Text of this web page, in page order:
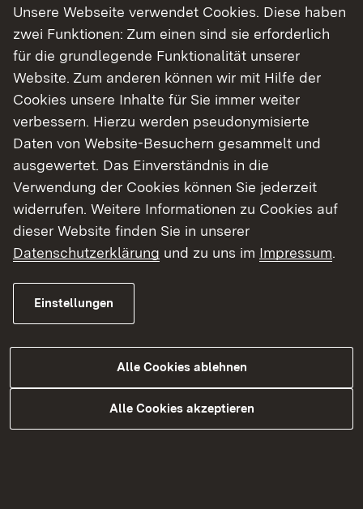
Studiengangsuche schnell den passenden
Studienplatz. Außerdem gibt's eine Schritt-für-
Schritt-Anleitung zu deinem Traum-Studium.
Finde dein Studium in Baden-Württemberg
Unsere Webseite verwendet Cookies. Diese haben
zwei Funktionen: Zum einen sind sie erforderlich
für die grundlegende Funktionalität unserer
Website. Zum anderen können wir mit Hilfe der
Cookies unsere Inhalte für Sie immer weiter
verbessern. Hierzu werden pseudonymisierte
Daten von Website-Besuchern gesammelt und
ausgewertet. Das Einverständnis in die
Verwendung der Cookies können Sie jederzeit
widerrufen. Weitere Informationen zu Cookies auf
dieser Website finden Sie in unserer
Datenschutzerklärung und zu uns im Impressum.
Einstellungen
Alle Cookies ablehnen
Alle Cookies akzeptieren